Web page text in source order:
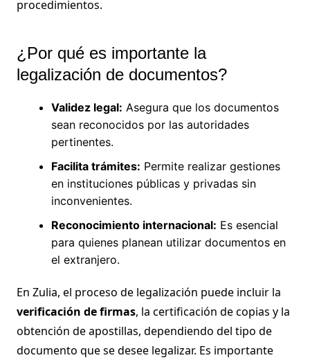
procedimientos.
¿Por qué es importante la
legalización de documentos?
Validez legal: Asegura que los documentos
sean reconocidos por las autoridades
pertinentes.
Facilita trámites: Permite realizar gestiones
en instituciones públicas y privadas sin
inconvenientes.
Reconocimiento internacional: Es esencial
para quienes planean utilizar documentos en
el extranjero.
En Zulia, el proceso de legalización puede incluir la
verificación de firmas, la certificación de copias y la
obtención de apostillas, dependiendo del tipo de
documento que se desee legalizar. Es importante